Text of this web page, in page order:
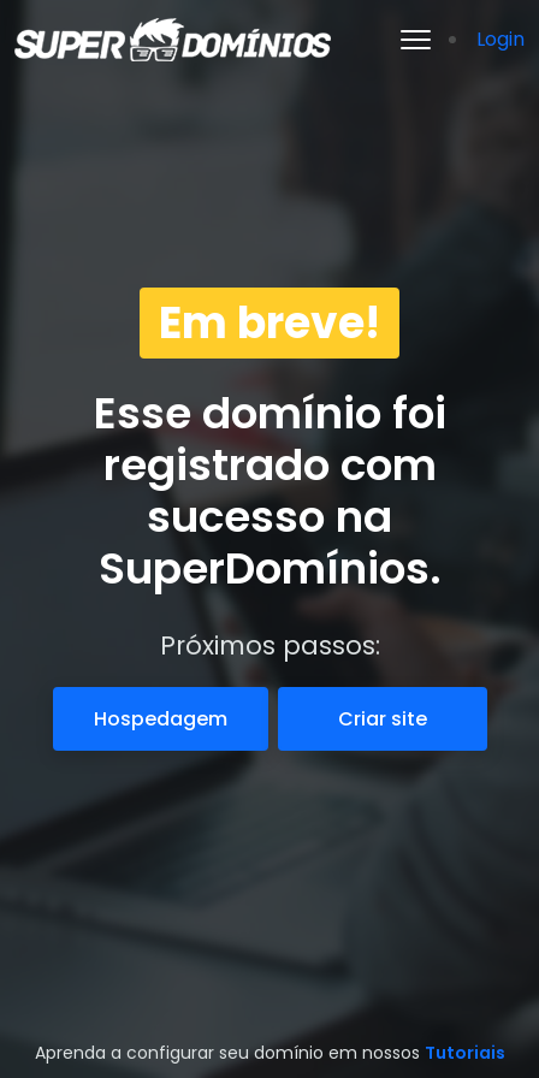
Login
Em breve!
Esse domínio foi
registrado com
sucesso na
SuperDomínios.
Próximos passos:
Hospedagem Criar site
Aprenda a configurar seu domínio em nossos Tutoriais